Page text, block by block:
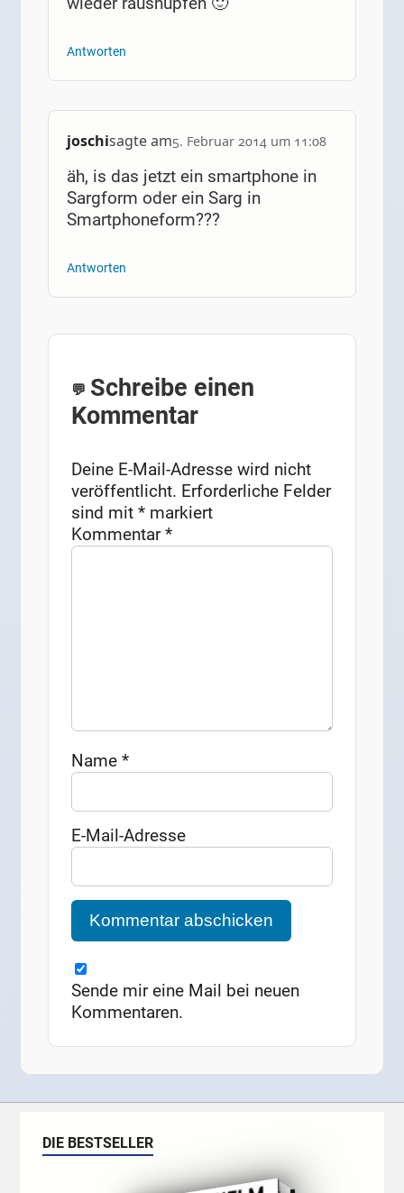
Antworten
joschisagte am5. Februar 2014 um 11:08
äh, is das jetzt ein smartphone in
Sargform oder ein Sarg in
Smartphoneform???
Antworten
Schreibe einen
Kommentar
Deine E-Mail-Adresse wird nicht
veröffentlicht. Erforderliche Felder
sind mit* markiert
Kommentar*
Name*
E-Mail-Adresse
Sende mir eine Mail bei neuen
Kommentaren.
DIE BESTSELLER